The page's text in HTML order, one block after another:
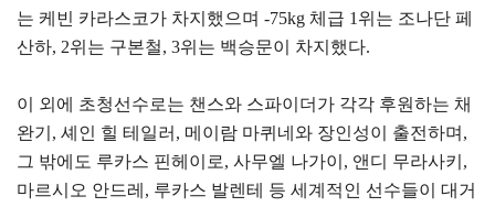
는 케빈 카라스코가 차지했으며 -75kg 체급 1위는 조나단 페
산하, 2위는 구본철, 3위는 백승문이 차지했다.
이 외에 초청선수로는 챈스와 스파이더가 각각 후원하는 채
완기, 셰인 힐 테일러, 메이람 마퀴네와 장인성이 출전하며,
그 밖에도 루카스 핀헤이로, 사무엘 나가이, 앤디 무라사키,
마르시오 안드레, 루카스 발렌테 등 세계적인 선수들이 대거